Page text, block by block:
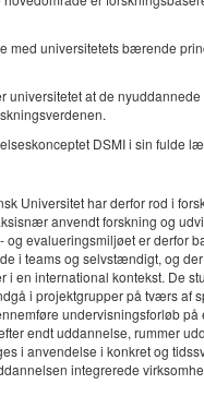
med universitetets bærende
at de
DSMI i sin fulde
Universitet har derfor rod i
anvendt forskning og
evalueringsmiljøet er
i teams og selvstændigt, og
en international kontekst.
i projektgrupper på tværs
undervisningsforløb på
endt uddannelse, rummer
i anvendelse i konkret og
integrerede